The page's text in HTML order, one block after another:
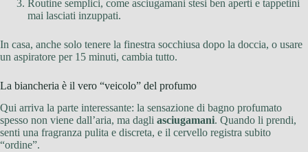
Routine semplici, come asciugamani stesi ben aperti e tappetini
mai lasciati inzuppati.
In casa, anche solo tenere la finestra socchiusa dopo la doccia, o usare
un aspiratore per 15 minuti, cambia tutto.
La biancheria è il vero “veicolo” del profumo
Qui arriva la parte interessante: la sensazione di bagno profumato
spesso non viene dall’aria, ma dagli asciugamani. Quando li prendi,
senti una fragranza pulita e discreta, e il cervello registra subito
“ordine”.